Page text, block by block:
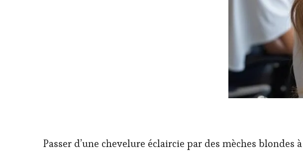
Passer d’une chevelure éclaircie par des mèches